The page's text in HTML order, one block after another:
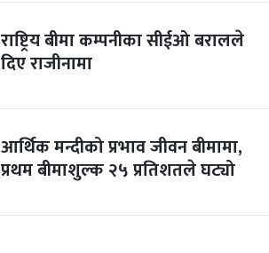
राष्ट्रिय बीमा कम्पनीका सीईओ बरालले
दिए राजीनामा
आर्थिक मन्दीको प्रभाव जीवन बीमामा,
प्रथम बीमाशुल्क २५ प्रतिशतले घट्यो